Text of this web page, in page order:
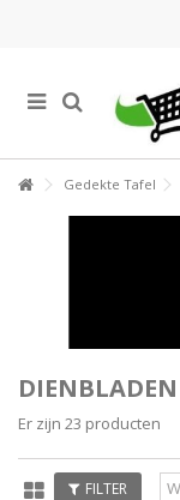
Gedekte Tafel
DIENBLADEN
Er zijn 23 producten
FILTER